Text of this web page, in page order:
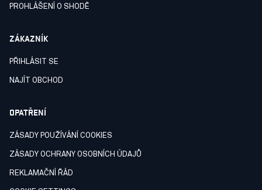
PROHLÁŠENÍ O SHODĚ
ZÁKAZNÍK
PŘIHLÁSIT SE
NAJÍT OBCHOD
OPATŘENÍ
ZÁSADY POUŽÍVÁNÍ COOKIES
ZÁSADY OCHRANY OSOBNÍCH ÚDAJŮ
REKLAMAČNÍ ŘÁD